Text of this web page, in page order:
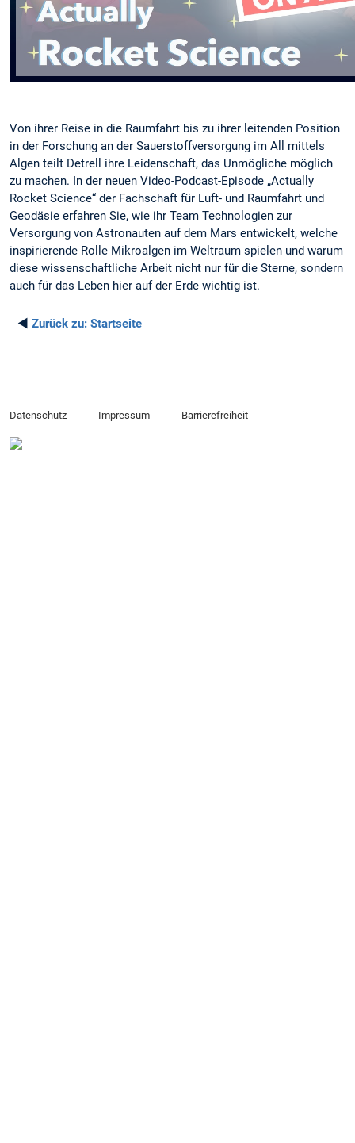
Von ihrer Reise in die Raumfahrt bis zu ihrer leitenden Position
in der Forschung an der Sauerstoffversorgung im All mittels
Algen teilt Detrell ihre Leidenschaft, das Unmögliche möglich
zu machen. In der neuen Video-Podcast-Episode „Actually
Rocket Science“ der Fachschaft für Luft- und Raumfahrt und
Geodäsie erfahren Sie, wie ihr Team Technologien zur
Versorgung von Astronauten auf dem Mars entwickelt, welche
inspirierende Rolle Mikroalgen im Weltraum spielen und warum
diese wissenschaftliche Arbeit nicht nur für die Sterne, sondern
auch für das Leben hier auf der Erde wichtig ist.
◄ Zurück zu: Startseite
Datenschutz Impressum Barrierefreiheit